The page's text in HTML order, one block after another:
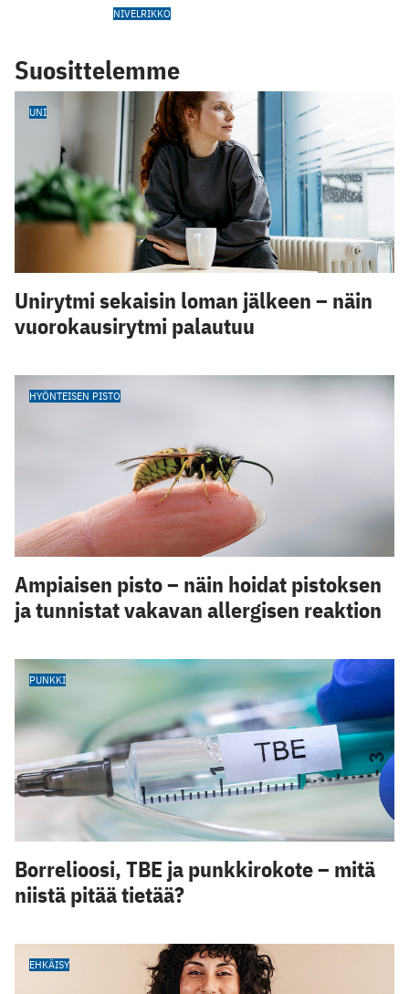
NIVELRIKKO
Suosittelemme
UNI
Unirytmi sekaisin loman jälkeen – näin
vuorokausirytmi palautuu
HYÖNTEISEN PISTO
Ampiaisen pisto – näin hoidat pistoksen
ja tunnistat vakavan allergisen reaktion
PUNKKI
Borrelioosi, TBE ja punkkirokote – mitä
niistä pitää tietää?
EHKÄISY